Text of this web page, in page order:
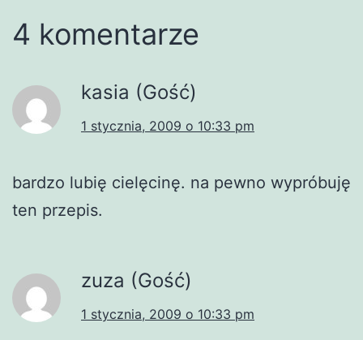
4 komentarze
kasia (Gość)
1 stycznia, 2009 o 10:33 pm
bardzo lubię cielęcinę. na pewno wypróbuję
ten przepis.
zuza (Gość)
1 stycznia, 2009 o 10:33 pm